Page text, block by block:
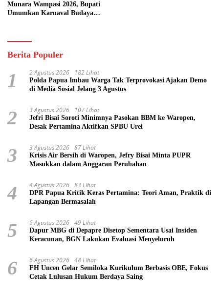
Munara Wampasi 2026, Bupati
Umumkan Karnaval Budaya
Berita Populer
1 2 Agustus 2026 182 Lihat
Polda Papua Imbau Warga Tak Terprovokasi Ajakan Demo
di Media Sosial Jelang 3 Agustus
2 3 Agustus 2026 107 Lihat
Jefri Bisai Soroti Minimnya Pasokan BBM ke Waropen,
Desak Pertamina Aktifkan SPBU Urei
3 3 Agustus 2026 87 Lihat
Krisis Air Bersih di Waropen, Jefry Bisai Minta PUPR
Masukkan dalam Anggaran Perubahan
4 4 Agustus 2026 83 Lihat
DPR Papua Kritik Keras Pertamina: Teori Aman, Praktik di
Lapangan Bermasalah
5 6 Agustus 2026 49 Lihat
Dapur MBG di Depapre Disetop Sementara Usai Insiden
Keracunan, BGN Lakukan Evaluasi Menyeluruh
6 6 Agustus 2026 48 Lihat
FH Uncen Gelar Semiloka Kurikulum Berbasis OBE, Fokus
Cetak Lulusan Hukum Berdaya Saing